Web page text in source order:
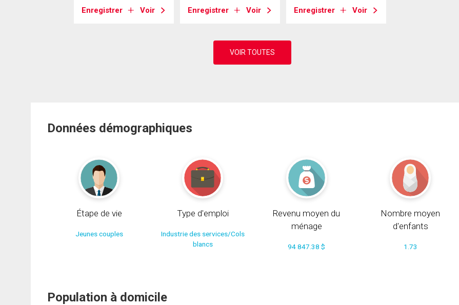
Enregistrer Voir Enregistrer Voir Enregistrer Voir
Données démographiques
Étape de vie
Jeunes couples
Type d'emploi
Industrie des services/Cols
blancs
Revenu moyen du
ménage
94 847.38 $
Nombre moyen
d'enfants
1.73
Population à domicile